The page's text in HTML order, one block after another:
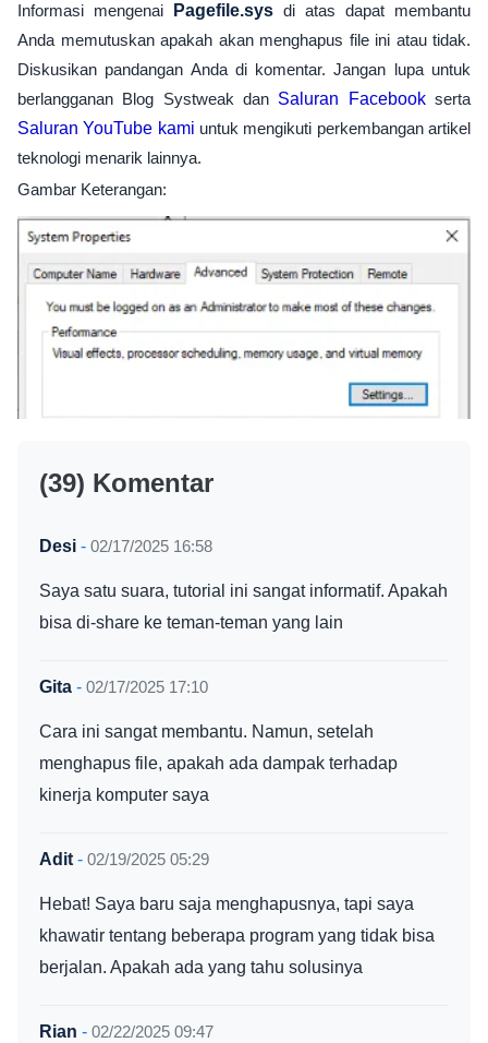
Informasi mengenai Pagefile.sys di atas dapat membantu
Anda memutuskan apakah akan menghapus file ini atau tidak.
Diskusikan pandangan Anda di komentar. Jangan lupa untuk
berlangganan Blog Systweak dan Saluran Facebookserta
Saluran YouTube kami untuk mengikuti perkembangan artikel
teknologi menarik lainnya.
Gambar Keterangan:
(39) Komentar
Desi - 02/17/2025 16:58
Saya satu suara, tutorial ini sangat informatif. Apakah
bisa di-share ke teman-teman yang lain
Gita - 02/17/2025 17:10
Cara ini sangat membantu. Namun, setelah
menghapus file, apakah ada dampak terhadap
kinerja komputer saya
Adit - 02/19/2025 05:29
Hebat! Saya baru saja menghapusnya, tapi saya
khawatir tentang beberapa program yang tidak bisa
berjalan. Apakah ada yang tahu solusinya
Rian - 02/22/2025 09:47